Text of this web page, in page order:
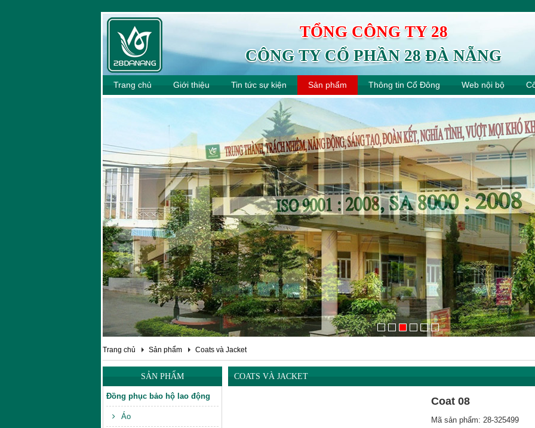
TỔNG CÔNG TY 28
CÔNG TY CỔ PHẦN 28 ĐÀ NẴNG
Trang chủ Giới thiệu Tin tức sự kiện Sản phẩm Thông tin Cổ Đông Web nội bộ
Trang chủ Sản phẩm Coats và Jacket
SẢN PHẨM
Đồng phục bảo hộ lao động
Áo
COATS VÀ JACKET
Coat 08
Mã sản phẩm: 28-325499